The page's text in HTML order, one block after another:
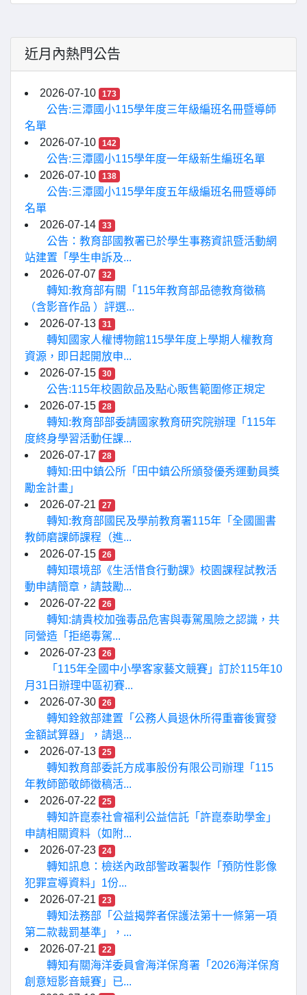
近月內熱門公告
2026-07-10 173
公告:三潭國小115學年度三年級編班名冊暨導師
名單
2026-07-10
142
公告:三潭國小115學年度一年級新生編班名單
2026-07-10
138
公告:三潭國小115學年度五年級編班名冊暨導師
名單
2026-07-14
33
公告：教育部國教署已於學生事務資訊暨活動網
站建置「學生申訴及...
2026-07-07
32
轉知:教育部有關「115年教育部品德教育徵稿
（含影音作品 ）評選...
2026-07-13
31
轉知國家人權博物館115學年度上學期人權教育
資源，即日起開放申...
2026-07-15
30
公告:115年校園飲品及點心販售範圍修正規定
2026-07-15
28
轉知:教育部部委請國家教育研究院辦理「115年
度終身學習活動任課...
2026-07-17
28
轉知:田中鎮公所「田中鎮公所頒發優秀運動員獎
勵金計畫」
2026-07-21
27
轉知:教育部國民及學前教育署115年「全國圖書
教師磨課師課程（進...
2026-07-15
26
轉知環境部《生活惜食行動課》校園課程試教活
動申請簡章，請鼓勵...
2026-07-22
26
轉知:請貴校加強毒品危害與毒駕風險之認識，共
同營造「拒絕毒駕...
2026-07-23
26
「115年全國中小學客家藝文競賽」訂於115年10
月31日辦理中區初賽...
2026-07-30
26
轉知銓敘部建置「公務人員退休所得重審後實發
金額試算器」，請退...
2026-07-13
25
轉知教育部委託方成事股份有限公司辦理「115
年教師節敬師徵稿活...
2026-07-22
25
轉知許崑泰社會福利公益信託「許崑泰助學金」
申請相關資料（如附...
2026-07-23
24
轉知訊息：檢送內政部警政署製作「預防性影像
犯罪宣導資料」1份...
2026-07-21
23
轉知法務部「公益揭弊者保護法第十一條第一項
第二款裁罰基準」，...
2026-07-21
22
轉知有關海洋委員會海洋保育署「2026海洋保育
創意短影音競賽」已...